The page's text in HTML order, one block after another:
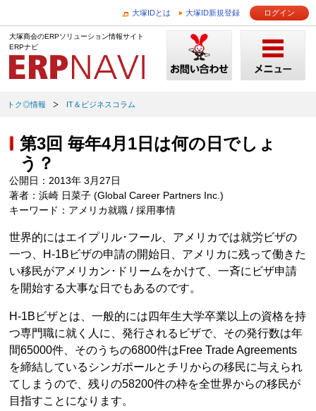
大塚IDとは 大塚ID新規登録 ログイン
大塚商会のERPソリューション情報サイト
ERPナビ
トク◎情報 IT＆ビジネスコラム
第3回 毎年4月1日は何の日でしょ
う？
公開日：2013年 3月27日
著者：浜崎 日菜子 (Global Career Partners Inc.)
キーワード：アメリカ就職 / 採用事情
世界的にはエイプリル･フール、アメリカでは就労ビザの
一つ、H-1Bビザの申請の開始日、アメリカに残って働きた
い移民がアメリカン･ドリームをかけて、一斉にビザ申請
を開始する大事な日でもあるのです。
H-1Bビザとは、一般的には四年生大学卒業以上の資格を持
つ専門職に就く人に、発行されるビザで、その発行数は年
間65000件、そのうちの6800件はFree Trade Agreements
を締結しているシンガポールとチリからの移民に与えられ
てしまうので、残りの58200件の枠を全世界からの移民が
目指すことになります。